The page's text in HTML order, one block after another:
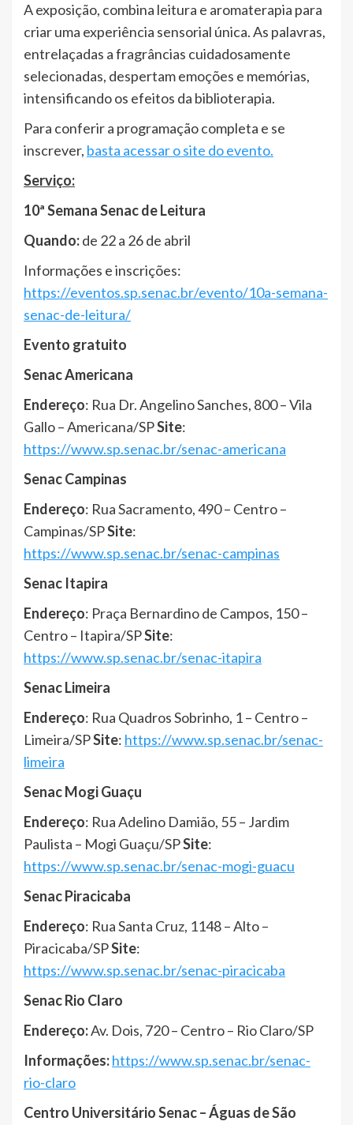
A exposição, combina leitura e aromaterapia para
criar uma experiência sensorial única. As palavras,
entrelaçadas a fragrâncias cuidadosamente
selecionadas, despertam emoções e memórias,
intensificando os efeitos da biblioterapia.
Para conferir a programação completa e se
inscrever, basta acessar o site do evento.
Serviço:
10ª Semana Senac de Leitura
Quando:de 22 a 26 de abril
Informações e inscrições:
https://eventos.sp.senac.br/evento/10a-semana-
senac-de-leitura/
Evento gratuito
Senac Americana
Endereço: Rua Dr. Angelino Sanches, 800 – Vila
Gallo – Americana/SPSite:
https://www.sp.senac.br/senac-americana
Senac Campinas
Endereço: Rua Sacramento, 490 – Centro –
Campinas/SPSite:
https://www.sp.senac.br/senac-campinas
Senac Itapira
Endereço: Praça Bernardino de Campos, 150 –
Centro – Itapira/SPSite:
https://www.sp.senac.br/senac-itapira
Senac Limeira
Endereço: Rua Quadros Sobrinho, 1 – Centro –
Limeira/SPSite: https://www.sp.senac.br/senac-
limeira
Senac Mogi Guaçu
Endereço: Rua Adelino Damião, 55 – Jardim
Paulista – Mogi Guaçu/SPSite:
https://www.sp.senac.br/senac-mogi-guacu
Senac Piracicaba
Endereço: Rua Santa Cruz, 1148 – Alto –
Piracicaba/SPSite:
https://www.sp.senac.br/senac-piracicaba
Senac Rio Claro
Endereço:Av. Dois, 720 – Centro – Rio Claro/SP
Informações:https://www.sp.senac.br/senac-
rio-claro
Centro Universitário Senac – Águas de São